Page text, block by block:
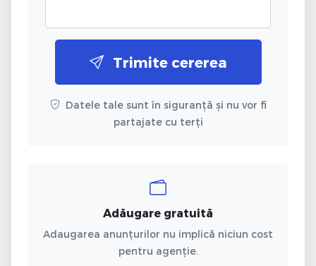
Trimite cererea
Datele tale sunt în siguranță și nu vor fi
partajate cu terți
Adăugare gratuită
Adaugarea anunțurilor nu implică niciun cost
pentru agenție.